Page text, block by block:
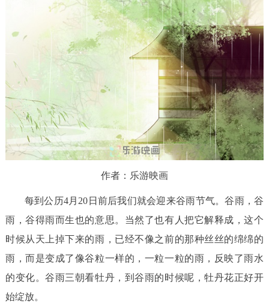
ENGLISH 한국어 日本語
DEUTSCH FRANÇAIS РУССКИЙ ЯЗЫК
PORTUGUÊS
ITALIANO
作者：乐游映画
每到公历4月20日前后我们就会迎来谷雨节气。谷雨，谷
雨，谷得雨而生也的意思。当然了也有人把它解释成，这个
时候从天上掉下来的雨，已经不像之前的那种丝丝的绵绵的
雨，而是变成了像谷粒一样的，一粒一粒的雨，反映了雨水
的变化。谷雨三朝看牡丹，到谷雨的时候呢，牡丹花正好开
始绽放。